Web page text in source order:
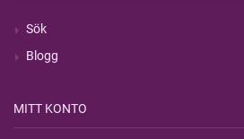
Sök
Blogg
MITT KONTO